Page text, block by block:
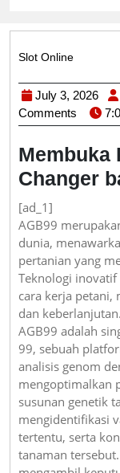
Slot Online
Category
July 3, 2026
3,
Comments
Membuka
Changer
[ad_1]
AGB99
dunia,
pertanian yang
Teknologi
cara kerja petani,
dan keberlanjutan.
AGB99 adalah
99, sebuah
analisis genom
mengoptimalkan
susunan genetik
mengidentifikasi
tertentu, serta
tanaman